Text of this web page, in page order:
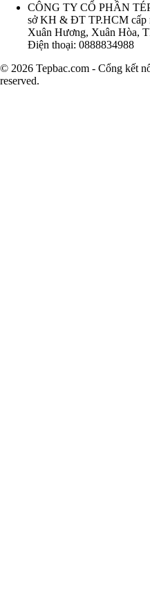
CÔNG TY CỔ PHẦN
sở KH & ĐT TP.HCM cấp
Xuân Hương, Xuân Hòa,
Điện thoại: 0888834988
© 2026 Tepbac.com - Cổng kết
reserved.